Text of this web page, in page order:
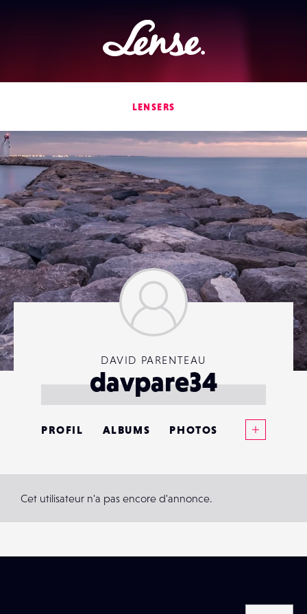
Lense
LENSERS
DAVID PARENTEAU
davpare34
PROFIL ALBUMS PHOTOS
CONTACTS
ÉVÉNEMENTS
Cet utilisateur n'a pas encore d'annonce.